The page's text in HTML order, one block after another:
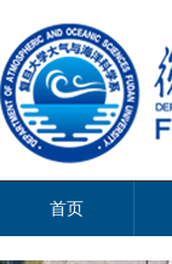
首页